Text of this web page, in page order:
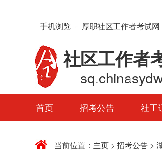
手机浏览 厚职社区工作者考试网
社区工作者
首页 招考公告 社工
当前位置： 主页 > 招考公告 >